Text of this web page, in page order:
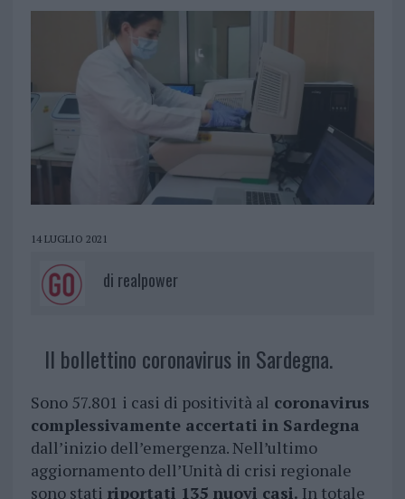
14 LUGLIO 2021
di realpower
Il bollettino coronavirus in Sardegna.
Sono 57.801 i casi di positività al coronavirus
complessivamente accertati in Sardegna
dall’inizio dell’emergenza. Nell’ultimo
aggiornamento dell’Unità di crisi regionale
sono stati riportati 135 nuovi casi. In totale